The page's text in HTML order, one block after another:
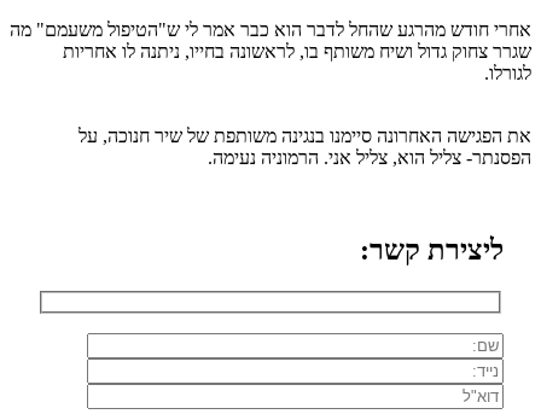
אחרי חודש מהרגע שהחל לדבר הוא כבר אמר לי ש"הטיפול משעמם" מה
שגרר צחוק גדול ושיח משותף בו, לראשונה בחייו, ניתנה לו אחריות
לגורלו.
את הפגישה האחרונה סיימנו בנגינה משותפת של שיר חנוכה, על
הפסנתר- צליל הוא, צליל אני. הרמוניה נעימה.
ליצירת קשר: